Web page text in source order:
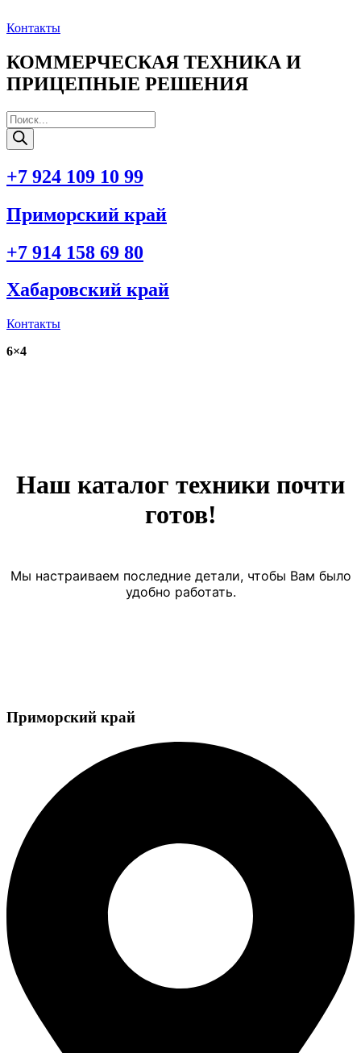
к
Контакты
КОММЕРЧЕСКАЯ ТЕХНИКА И
ПРИЦЕПНЫЕ РЕШЕНИЯ
Поиск
товаров
+7 924 109 10 99
Приморский край
+7 914 158 69 80
Хабаровский край
Контакты
6×4
Наш каталог техники почти
готов!
Мы настраиваем последние детали, чтобы Вам было
удобно работать.
Приморский край